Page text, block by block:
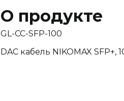
О продукте
GL-CC-SFP-100
DAC кабель NIKOMAX SFP+,